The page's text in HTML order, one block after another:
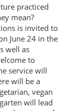
practiced
mean?
is invited to
June 24 in the
well as
to
service will
will be a
vegan
will lead